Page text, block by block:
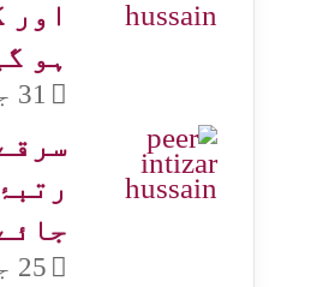
اور
ہو
31 جولائی, 2026
25 جولائی, 2026